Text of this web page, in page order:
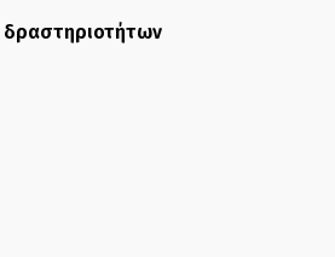
δραστηριοτήτων